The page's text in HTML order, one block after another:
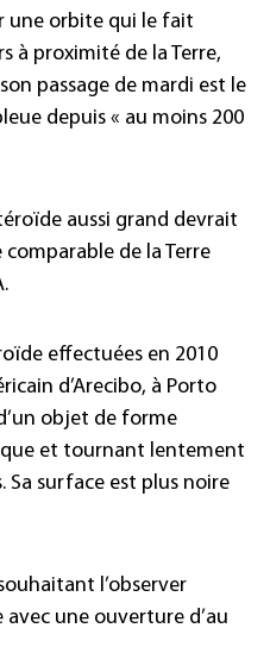
une orbite qui le fait
à proximité de la Terre,
passage de mardi est le
depuis « au moins 200
aussi grand devrait
comparable de la Terre
effectuées en 2010
d’Arecibo, à Porto
objet de forme
et tournant lentement
Sa surface est plus noire
l’observer
une ouverture d’au